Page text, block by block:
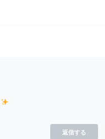
返信する